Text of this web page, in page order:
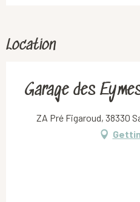
Location
Garage des
ZA Pré Figaroud, 38330